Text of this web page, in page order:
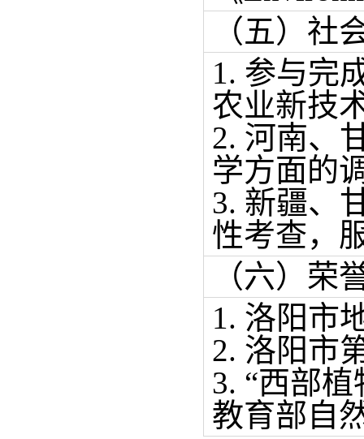
（五）社
1. 参与完
农业新技
2. 河南、
学方面的
3. 新疆、
性考查，
（六）荣
1. 洛阳市
2. 洛阳市
3. “西部
教育部自